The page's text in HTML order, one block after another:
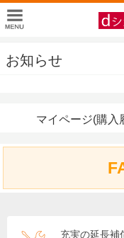
お知らせ
マイページ(購入
充実の延長補